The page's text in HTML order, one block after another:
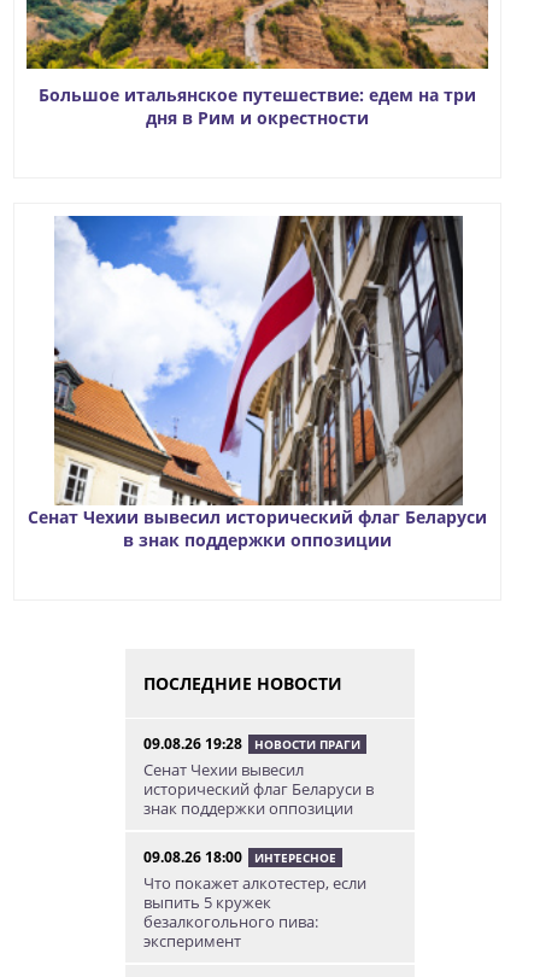
Большое итальянское путешествие: едем на три
дня в Рим и окрестности
Сенат Чехии вывесил исторический флаг Беларуси
в знак поддержки оппозиции
ПОСЛЕДНИЕ НОВОСТИ
09.08.26 19:28 НОВОСТИ ПРАГИ
Сенат Чехии вывесил
исторический флаг Беларуси в
знак поддержки оппозиции
09.08.26 18:00 ИНТЕРЕСНОЕ
Что покажет алкотестер, если
выпить 5 кружек
безалкогольного пива:
эксперимент